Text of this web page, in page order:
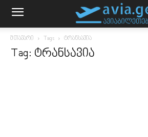
მთავარი Tags ტრანსავია
Tag: ტრანსავია